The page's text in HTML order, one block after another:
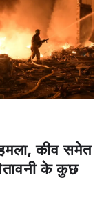
कीव समेत
के कुछ